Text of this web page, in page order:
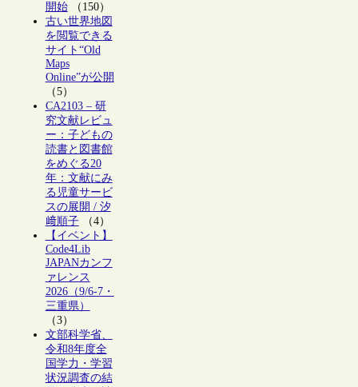
開始（150）
古い世界地図
を閲覧できる
サイト“Old
Maps
Online”が公開
（5）
CA2103 – 研
究文献レビュ
ー：子どもの
読書と図書館
をめぐる20
年：文献にみ
る児童サービ
スの展開 / 汐
﨑順子（4）
【イベント】
Code4Lib
JAPANカンフ
ァレンス
2026（9/6-7・
三重県）
（3）
文部科学省、
令和8年度全
国学力・学習
状況調査の結